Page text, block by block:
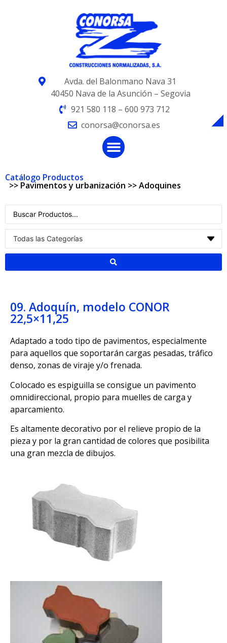
Avda. del Balonmano Nava 31
40450 Nava de la Asunción – Segovia
921 580 118 – 600 973 712
conorsa@conorsa.es
Catálogo Productos
>> Pavimentos y urbanización >>Adoquines
09. Adoquín, modelo CONOR
22,5×11,25
Adaptado a todo tipo de pavimentos, especialmente
para aquellos que soportarán cargas pesadas, tráfico
denso, zonas de viraje y/o frenada.
Colocado es espiguilla se consigue un pavimento
omnidireccional, propio para muelles de carga y
aparcamiento.
Es altamente decorativo por el relieve propio de la
pieza y por la gran cantidad de colores que posibilita
una gran mezcla de dibujos.